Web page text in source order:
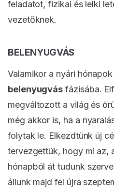
feladatot, fizikai és lelki
vezetőknek.
BELENYUGVÁS
Valamikor a nyári
belenyugvás fázisába.
megváltozott a világ és
még akkor is, ha a
folytak le. Elkezdtünk új
tervezgettük, hogy mi az,
hónapból át tudunk
állunk majd fel újra